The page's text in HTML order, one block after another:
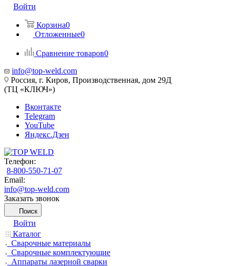
Войти
Корзина0
Отложенные0
Сравнение товаров0
info@top-weld.com
Россия, г. Киров, Производственная, дом 29Д
(ТЦ «КЛЮЧ»)
Вконтакте
Telegram
YouTube
Яндекс.Дзен
Телефон:
8-800-550-71-07
Email:
info@top-weld.com
Заказать звонок
Поиск
Войти
Каталог
Сварочные материалы
Сварочные комплектующие
Аппараты лазерной сварки